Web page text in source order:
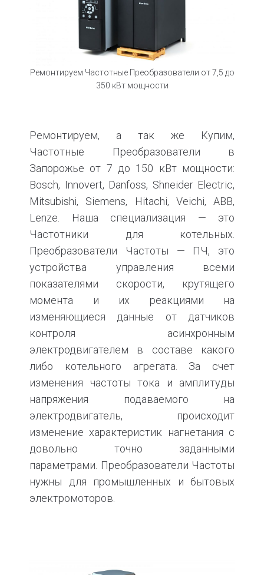
Ремонтируем Частотные Преобразователи от 7,5 до
350 кВт мощности
Ремонтируем, а так же Купим,
Частотные Преобразователи в
Запорожье от 7 до 150 кВт мощности:
Bosch, Innovert, Danfoss, Shneider Electric,
Mitsubishi, Siemens, Hitachi, Veichi, ABB,
Lenze. Наша специализация — это
Частотники для котельных.
Преобразователи Частоты — ПЧ, это
устройства управления всеми
показателями скорости, крутящего
момента и их реакциями на
изменяющиеся данные от датчиков
контроля асинхронным
электродвигателем в составе какого
либо котельного агрегата. За счет
изменения частоты тока и амплитуды
напряжения подаваемого на
электродвигатель, происходит
изменение характеристик нагнетания с
довольно точно заданными
параметрами. Преобразователи Частоты
нужны для промышленных и бытовых
электромоторов.